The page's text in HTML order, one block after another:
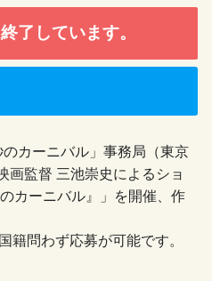
了しています。
カーニバル」事務局（東京
画監督 三池崇史によるショ
カーニバル』」を開催、作
籍問わず応募が可能です。